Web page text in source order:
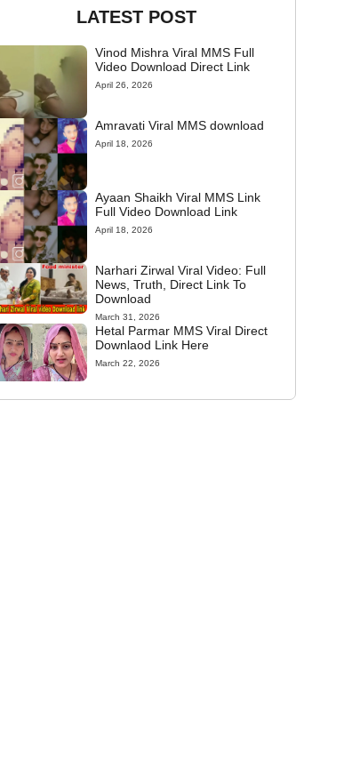
LATEST POST
Vinod Mishra Viral MMS Full
Video Download Direct Link
April 26, 2026
Amravati Viral MMS download
April 18, 2026
Ayaan Shaikh Viral MMS Link
Full Video Download Link
April 18, 2026
Narhari Zirwal Viral Video: Full
News, Truth, Direct Link To
Download
March 31, 2026
Hetal Parmar MMS Viral Direct
Downlaod Link Here
March 22, 2026